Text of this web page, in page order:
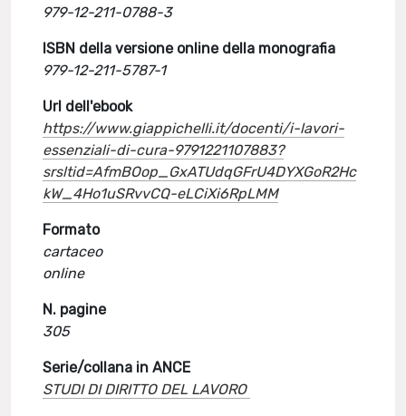
979-12-211-0788-3
ISBN della versione online della monografia
979-12-211-5787-1
Url dell'ebook
https://www.giappichelli.it/docenti/i-lavori-
essenziali-di-cura-9791221107883?
srsltid=AfmBOop_GxATUdqGFrU4DYXGoR2Hc
kW_4Ho1uSRvvCQ-eLCiXi6RpLMM
Formato
cartaceo
online
N. pagine
305
Serie/collana in ANCE
STUDI DI DIRITTO DEL LAVORO